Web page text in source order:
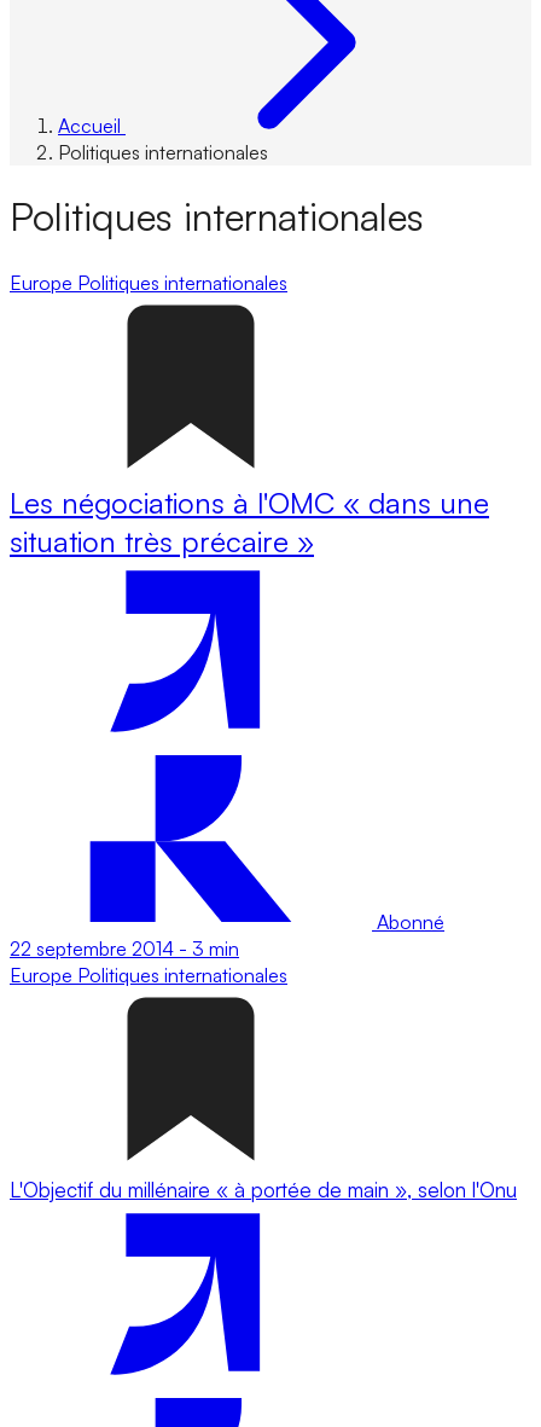
Accueil
Politiques internationales
Politiques internationales
Europe Politiques internationales
Les négociations à l'OMC « dans une
situation très précaire »
Abonné
22 septembre 2014 - 3 min
Europe Politiques internationales
L'Objectif du millénaire « à portée de main », selon l'Onu